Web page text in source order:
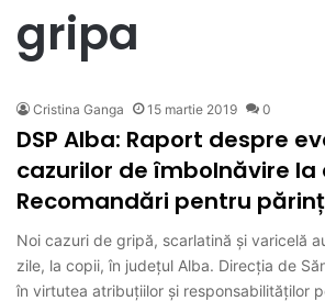
gripa
Cristina Ganga 15 martie 2019 0
DSP Alba: Raport despre
cazurilor de îmbolnăvire la
Recomandări pentru
Noi cazuri de gripă, scarlatină și varicelă
zile, la copii, în județul Alba. Direcția de
în virtutea atribuțiilor și responsabilităților